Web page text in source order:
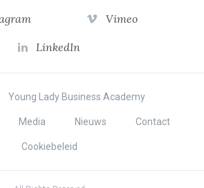
Vimeo
LinkedIn
Young Lady Business Academy
Media Nieuws Contact
Cookiebeleid